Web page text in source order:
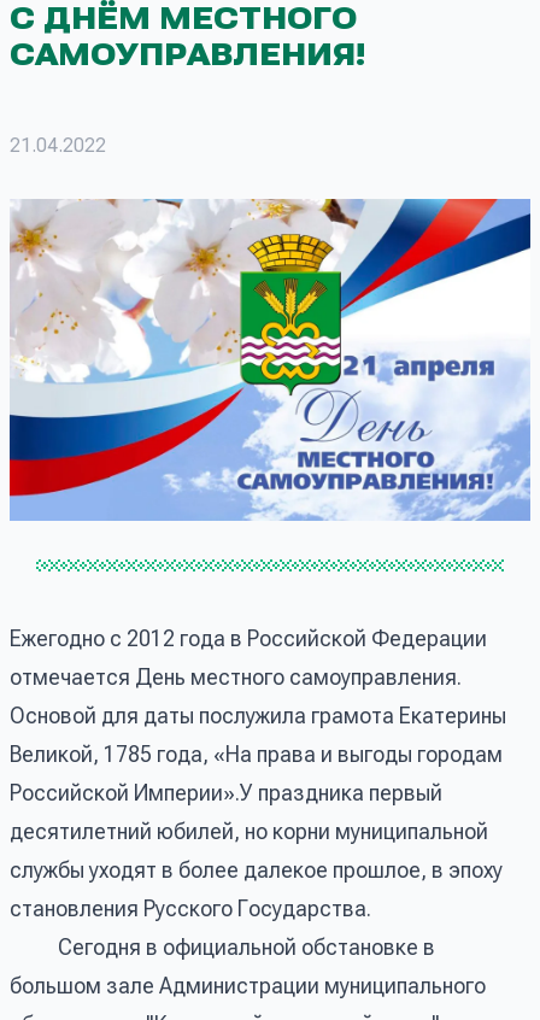
С ДНЁМ МЕСТНОГО
САМОУПРАВЛЕНИЯ!
21.04.2022
Ежегодно с 2012 года в Российской Федерации
отмечается День местного самоуправления.
Основой для даты послужила грамота Екатерины
Великой, 1785 года, «На права и выгоды городам
Российской Империи».У праздника первый
десятилетний юбилей, но корни муниципальной
службы уходят в более далекое прошлое, в эпоху
становления Русского Государства.
Сегодня в официальной обстановке в
большом зале Администрации муниципального